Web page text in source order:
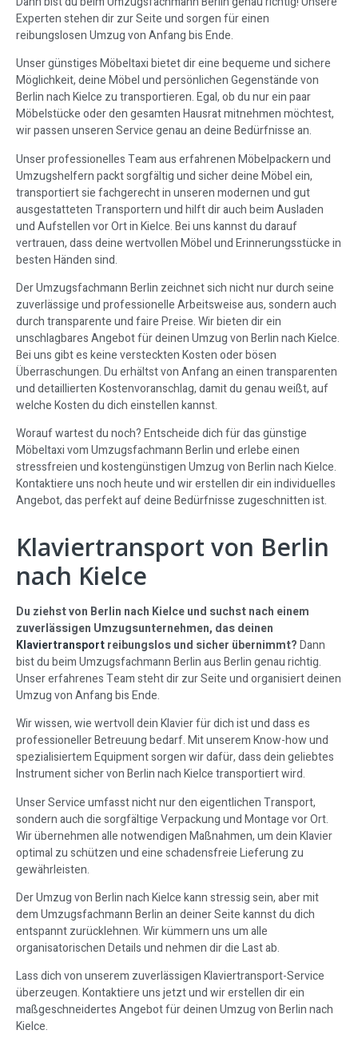
Experten stehen dir zur Seite und sorgen für einen
reibungslosen Umzug von Anfang bis Ende.
Unser günstiges Möbeltaxi bietet dir eine bequeme und sichere
Möglichkeit, deine Möbel und persönlichen Gegenstände von
Berlin nach Kielce zu transportieren. Egal, ob du nur ein paar
Möbelstücke oder den gesamten Hausrat mitnehmen möchtest,
wir passen unseren Service genau an deine Bedürfnisse an.
Unser professionelles Team aus erfahrenen Möbelpackern und
Umzugshelfern packt sorgfältig und sicher deine Möbel ein,
transportiert sie fachgerecht in unseren modernen und gut
ausgestatteten Transportern und hilft dir auch beim Ausladen
und Aufstellen vor Ort in Kielce. Bei uns kannst du darauf
vertrauen, dass deine wertvollen Möbel und Erinnerungsstücke in
besten Händen sind.
Der Umzugsfachmann Berlin zeichnet sich nicht nur durch seine
zuverlässige und professionelle Arbeitsweise aus, sondern auch
durch transparente und faire Preise. Wir bieten dir ein
unschlagbares Angebot für deinen Umzug von Berlin nach Kielce.
Bei uns gibt es keine versteckten Kosten oder bösen
Überraschungen. Du erhältst von Anfang an einen transparenten
und detaillierten Kostenvoranschlag, damit du genau weißt, auf
welche Kosten du dich einstellen kannst.
Worauf wartest du noch? Entscheide dich für das günstige
Möbeltaxi vom Umzugsfachmann Berlin und erlebe einen
stressfreien und kostengünstigen Umzug von Berlin nach Kielce.
Kontaktiere uns noch heute und wir erstellen dir ein individuelles
Angebot, das perfekt auf deine Bedürfnisse zugeschnitten ist.
Klaviertransport von Berlin
nach Kielce
Du ziehst von Berlin nach Kielce und suchst nach einem
zuverlässigen Umzugsunternehmen, das deinen
Klaviertransportreibungslos und sicher übernimmt?Dann
bist du beim Umzugsfachmann Berlin aus Berlin genau richtig.
Unser erfahrenes Team steht dir zur Seite und organisiert deinen
Umzug von Anfang bis Ende.
Wir wissen, wie wertvoll dein Klavier für dich ist und dass es
professioneller Betreuung bedarf. Mit unserem Know-how und
spezialisiertem Equipment sorgen wir dafür, dass dein geliebtes
Instrument sicher von Berlin nach Kielce transportiert wird.
Unser Service umfasst nicht nur den eigentlichen Transport,
sondern auch die sorgfältige Verpackung und Montage vor Ort.
Wir übernehmen alle notwendigen Maßnahmen, um dein Klavier
optimal zu schützen und eine schadensfreie Lieferung zu
gewährleisten.
Der Umzug von Berlin nach Kielce kann stressig sein, aber mit
dem Umzugsfachmann Berlin an deiner Seite kannst du dich
entspannt zurücklehnen. Wir kümmern uns um alle
organisatorischen Details und nehmen dir die Last ab.
Lass dich von unserem zuverlässigen Klaviertransport-Service
überzeugen. Kontaktiere uns jetzt und wir erstellen dir ein
maßgeschneidertes Angebot für deinen Umzug von Berlin nach
Kielce.